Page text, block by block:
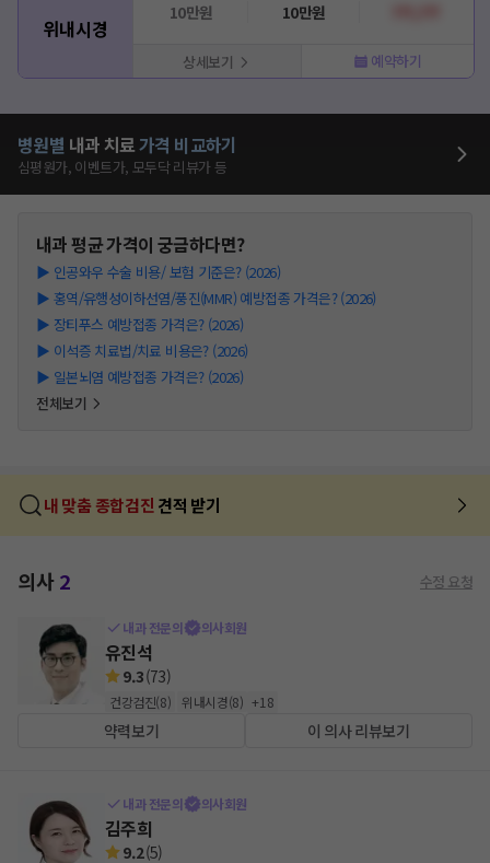
위내시경
10만원 10만원
상세보기 예약하기
병원별 내과 치료가격 비교하기
심평원가, 이벤트가, 모두닥 리뷰가 등
내과평균 가격이 궁금하다면?
▶ 인공와우 수술 비용/ 보험 기준은? (2026)
▶ 홍역/유행성이하선염/풍진(MMR) 예방접종 가격은? (2026)
▶ 장티푸스 예방접종 가격은? (2026)
▶ 이석증 치료법/치료 비용은? (2026)
▶ 일본뇌염 예방접종 가격은? (2026)
전체보기
내 맞춤 종합검진 견적 받기
의사2 수정 요청
내과 전문의 의사회원
유진석
9.3(73)
건강검진(8) 위내시경(8) +18
약력보기 이 의사 리뷰보기
내과 전문의 의사회원
김주희
9.2(5)